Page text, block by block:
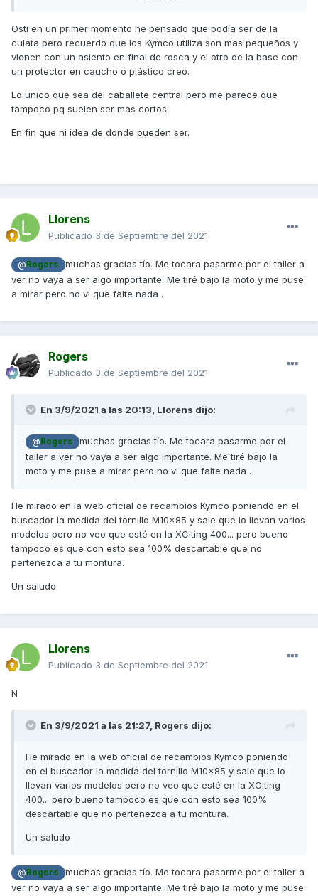
Osti en un primer momento he pensado que podía ser de la
culata pero recuerdo que los Kymco utiliza son mas pequeños y
vienen con un asiento en final de rosca y el otro de la base con
un protector en caucho o plástico creo.
Lo unico que sea del caballete central pero me parece que
tampoco pq suelen ser mas cortos.
En fin que ni idea de donde pueden ser.
Llorens
Publicado 3 de Septiembre del 2021
@ Rogers
muchas gracias tío. Me tocara pasarme por el taller a
ver no vaya a ser algo importante. Me tiré bajo la moto y me puse
a mirar pero no vi que falte nada .
Rogers
Publicado 3 de Septiembre del 2021
En 3/9/2021 a las 20:13, Llorens dijo:
@ Rogers
muchas gracias tío. Me tocara pasarme por el
taller a ver no vaya a ser algo importante. Me tiré bajo la
moto y me puse a mirar pero no vi que falte nada .
He mirado en la web oficial de recambios Kymco poniendo en el
buscador la medida del tornillo M10x85 y sale que lo llevan varios
modelos pero no veo que esté en la XCiting 400... pero bueno
tampoco es que con esto sea 100% descartable que no
pertenezca a tu montura.
Un saludo
Llorens
Publicado 3 de Septiembre del 2021
N
En 3/9/2021 a las 21:27, Rogers dijo:
He mirado en la web oficial de recambios Kymco poniendo
en el buscador la medida del tornillo M10x85 y sale que lo
llevan varios modelos pero no veo que esté en la XCiting
400... pero bueno tampoco es que con esto sea 100%
descartable que no pertenezca a tu montura.
Un saludo
@ Rogers
muchas gracias tío. Me tocara pasarme por el taller a
ver no vaya a ser algo importante. Me tiré bajo la moto y me puse